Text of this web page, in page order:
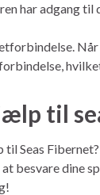
har adgang
til
Seas
besvare dine